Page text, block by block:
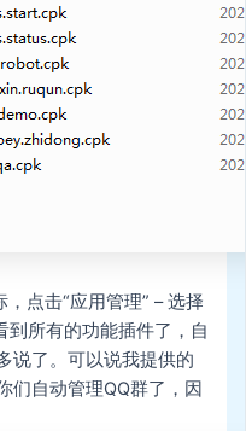
点击“应用管理” – 选择
到所有的功能插件了，自
说了。可以说我提供的
们自动管理QQ群了，因